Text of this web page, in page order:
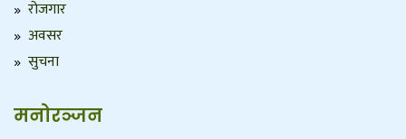
रोजगार
अवसर
सुचना
मनोरञ्जन